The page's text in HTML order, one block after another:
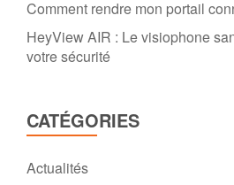
Comment rendre mon portail
HeyView AIR : Le visiophone
votre sécurité
CATÉGORIES
Actualités